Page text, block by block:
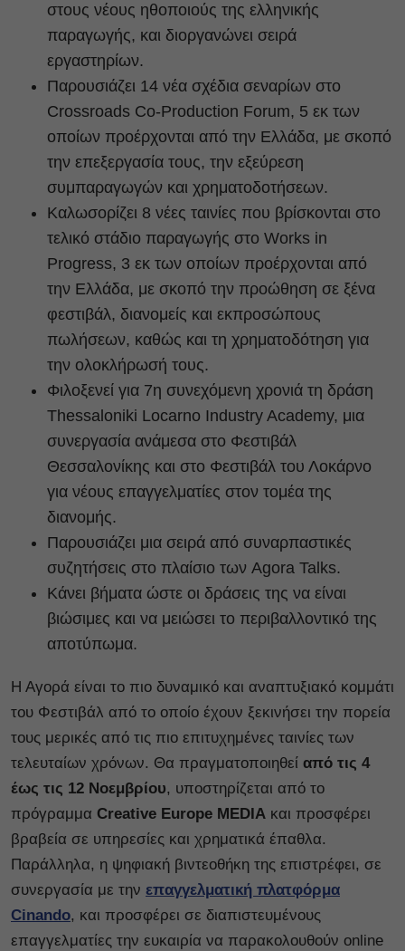
στους νέους ηθοποιούς της ελληνικής
παραγωγής, και διοργανώνει σειρά
εργαστηρίων.
Παρουσιάζει 14 νέα σχέδια σεναρίων στο
Crossroads Co-Production Forum, 5 εκ των
οποίων προέρχονται από την Ελλάδα, με σκοπό
την επεξεργασία τους, την εξεύρεση
συμπαραγωγών και χρηματοδοτήσεων.
Καλωσορίζει 8 νέες ταινίες που βρίσκονται στο
τελικό στάδιο παραγωγής στο Works in
Progress, 3 εκ των οποίων προέρχονται από
την Ελλάδα, με σκοπό την προώθηση σε ξένα
φεστιβάλ, διανομείς και εκπροσώπους
πωλήσεων, καθώς και τη χρηματοδότηση για
την ολοκλήρωσή τους.
Φιλοξενεί για 7η συνεχόμενη χρονιά τη δράση
Thessaloniki Locarno Industry Academy, μια
συνεργασία ανάμεσα στο Φεστιβάλ
Θεσσαλονίκης και στο Φεστιβάλ του Λοκάρνο
για νέους επαγγελματίες στον τομέα της
διανομής.
Παρουσιάζει μια σειρά από συναρπαστικές
συζητήσεις στο πλαίσιο των Agora Talks.
Κάνει βήματα ώστε οι δράσεις της να είναι
βιώσιμες και να μειώσει το περιβαλλοντικό της
αποτύπωμα.
Η Αγορά είναι το πιο δυναμικό και αναπτυξιακό κομμάτι
του Φεστιβάλ από το οποίο έχουν ξεκινήσει την πορεία
τους μερικές από τις πιο επιτυχημένες ταινίες των
τελευταίων χρόνων. Θα πραγματοποιηθεί από τις 4
έως τις 12 Νοεμβρίου, υποστηρίζεται από το
πρόγραμμα Creative Europe MEDIA και προσφέρει
βραβεία σε υπηρεσίες και χρηματικά έπαθλα.
Παράλληλα, η ψηφιακή βιντεοθήκη της επιστρέφει, σε
συνεργασία με την επαγγελματική πλατφόρμα
Cinando, και προσφέρει σε διαπιστευμένους
επαγγελματίες την ευκαιρία να παρακολουθούν online